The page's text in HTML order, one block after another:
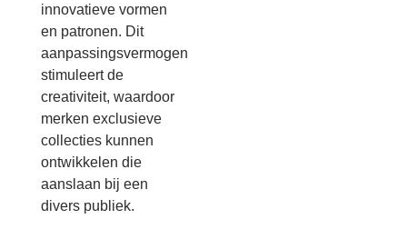
innovatieve vormen
en patronen. Dit
aanpassingsvermogen
stimuleert de
creativiteit, waardoor
merken exclusieve
collecties kunnen
ontwikkelen die
aanslaan bij een
divers publiek.